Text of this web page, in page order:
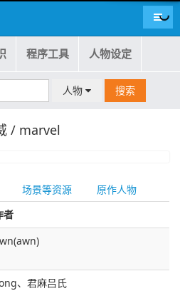
导航
程序工具 人物设定
人物 搜索
/ marvel
场景等资源
原作人物
者
、君麻吕氏